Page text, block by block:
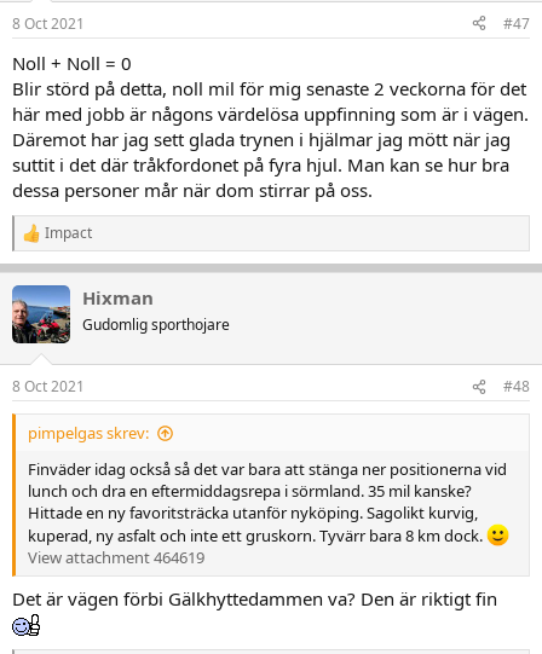
n
e
:
8 Oct 2021 #47
Noll + Noll = 0
Blir störd på detta, noll mil för mig senaste 2 veckorna för det
här med jobb är någons värdelösa uppfinning som är i vägen.
Däremot har jag sett glada trynen i hjälmar jag mött när jag
suttit i det där tråkfordonet på fyra hjul. Man kan se hur bra
dessa personer mår när dom stirrar på oss.
R
e
a
k
t
i
e
r
Impact
Hixman
Gudomlig sporthojare
8 Oct 2021 #48
pimpelgas skrev:
Finväder idag också så det var bara att stänga ner positionerna vid
lunch och dra en eftermiddagsrepa i sörmland. 35 mil kanske?
Hittade en ny favoritsträcka utanför nyköping. Sagolikt kurvig,
kuperad, ny asfalt och inte ett gruskorn. Tyvärr bara 8 km dock.
View attachment 464619
Det är vägen förbi Gälkhyttedammen va? Den är riktigt fin